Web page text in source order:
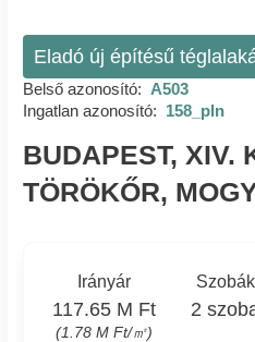
Eladó új építésű
Belső azonosító: A503
Ingatlan azonosító: 158_pln
BUDAPEST, XIV.
TÖRÖKŐR,
Irányár
117.65 M Ft
(1.78 M Ft/㎡)
Szobák
2